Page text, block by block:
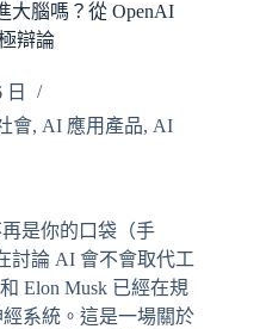
大腦嗎？從 OpenAI
辯論
日
會, AI 應用產品, AI
是你的口袋（手
討論 AI 會不會取代工
Elon Musk 已經在規
系統。這是一場關於